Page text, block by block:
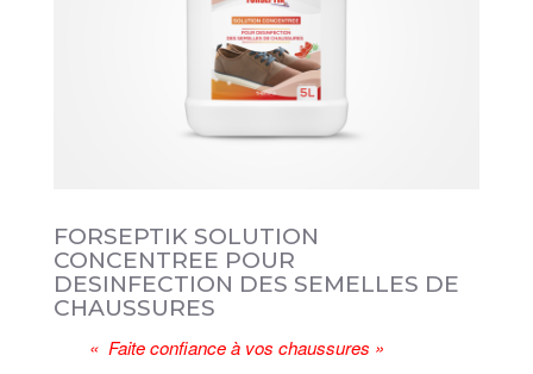
FORSEPTIK SOLUTION
CONCENTREE POUR
DESINFECTION DES SEMELLES DE
CHAUSSURES
« Faite confiance à vos chaussures »